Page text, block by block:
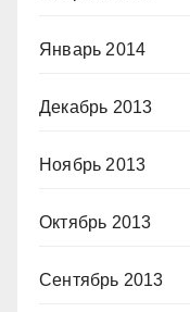
Январь 2014
Декабрь 2013
Ноябрь 2013
Октябрь 2013
Сентябрь 2013